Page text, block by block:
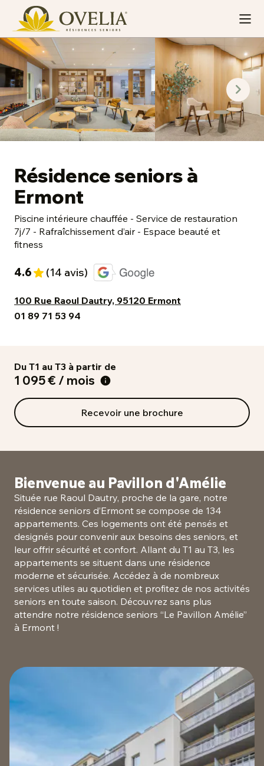
Résidence seniors à
Ermont
Piscine intérieure chauffée - Service de restauration
7j/7 - Rafraîchissement d’air - Espace beauté et
fitness
4.6 (14 avis)
100 Rue Raoul Dautry, 95120 Ermont
01 89 71 53 94
Du T1 au T3 à partir de
1 095 € / mois
Recevoir une brochure
Bienvenue au Pavillon d'Amélie
Située rue Raoul Dautry, proche de la gare, notre
résidence seniors d’Ermont se compose de 134
appartements. Ces logements ont été pensés et
designés pour convenir aux besoins des seniors, et
leur offrir sécurité et confort. Allant du T1 au T3, les
appartements se situent dans une résidence
moderne et sécurisée. Accédez à de nombreux
services utiles au quotidien et profitez de nos activités
seniors en toute saison. Découvrez sans plus
attendre notre résidence seniors “Le Pavillon Amélie”
à Ermont !